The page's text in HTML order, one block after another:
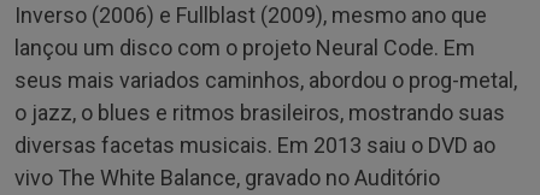
Inverso (2006) e Fullblast (2009), mesmo ano que
lançou um disco com o projeto Neural Code. Em
seus mais variados caminhos, abordou o prog-metal,
o jazz, o blues e ritmos brasileiros, mostrando suas
diversas facetas musicais. Em 2013 saiu o DVD ao
vivo The White Balance, gravado no Auditório